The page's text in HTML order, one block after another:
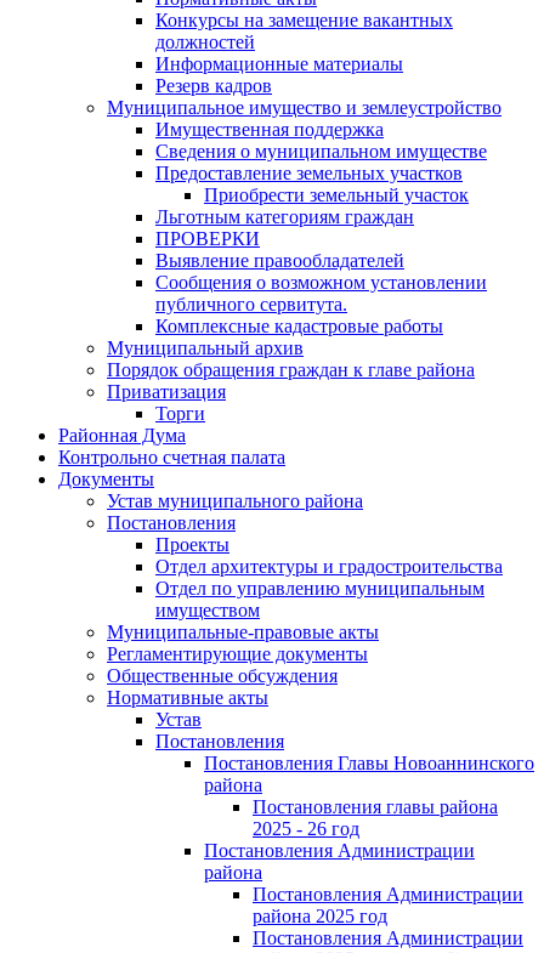
Конкурсы на замещение вакантных
должностей
Информационные материалы
Резерв кадров
Муниципальное имущество и землеустройство
Имущественная поддержка
Сведения о муниципальном имуществе
Предоставление земельных участков
Приобрести земельный участок
Льготным категориям граждан
ПРОВЕРКИ
Выявление правообладателей
Сообщения о возможном установлении
публичного сервитута.
Комплексные кадастровые работы
Муниципальный архив
Порядок обращения граждан к главе района
Приватизация
Торги
Районная Дума
Контрольно счетная палата
Документы
Устав муниципального района
Постановления
Проекты
Отдел архитектуры и градостроительства
Отдел по управлению муниципальным
имуществом
Муниципальные-правовые акты
Регламентирующие документы
Общественные обсуждения
Нормативные акты
Устав
Постановления
Постановления Главы Новоаннинского
района
Постановления главы района
2025 - 26 год
Постановления Администрации
района
Постановления Администрации
района 2025 год
Постановления Администрации